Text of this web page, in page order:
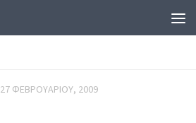
27 ΦΕΒΡΟΥΑΡΊΟΥ, 2009